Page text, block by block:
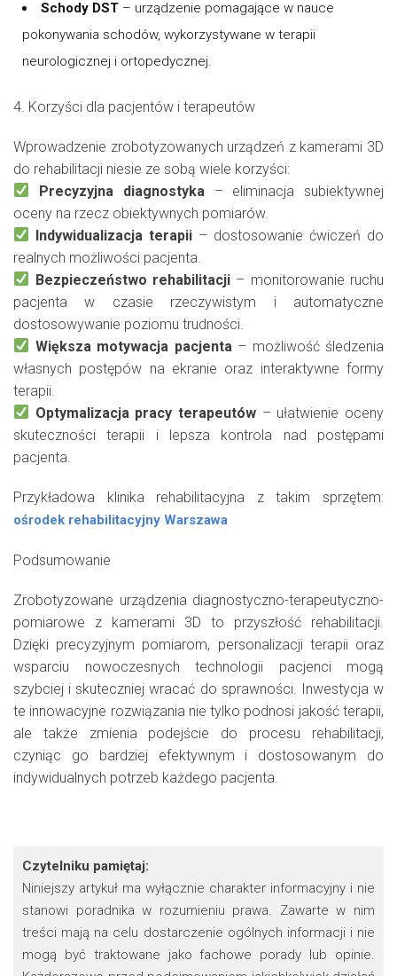
Schody DST – urządzenie pomagające w nauce
pokonywania schodów, wykorzystywane w terapii
neurologicznej i ortopedycznej.
4. Korzyści dla pacjentów i terapeutów
Wprowadzenie zrobotyzowanych urządzeń z kamerami 3D
do rehabilitacji niesie ze sobą wiele korzyści:
Precyzyjna diagnostyka – eliminacja subiektywnej
oceny na rzecz obiektywnych pomiarów.
Indywidualizacja terapii – dostosowanie ćwiczeń do
realnych możliwości pacjenta.
Bezpieczeństwo rehabilitacji– monitorowanie ruchu
pacjenta w czasie rzeczywistym i automatyczne
dostosowywanie poziomu trudności.
Większa motywacja pacjenta – możliwość śledzenia
własnych postępów na ekranie oraz interaktywne formy
terapii.
Optymalizacja pracy terapeutów – ułatwienie oceny
skuteczności terapii i lepsza kontrola nad postępami
pacjenta.
Przykładowa klinika rehabilitacyjna z takim sprzętem:
ośrodek rehabilitacyjny Warszawa
Podsumowanie
Zrobotyzowane urządzenia diagnostyczno-terapeutyczno-
pomiarowe z kamerami 3D to przyszłość rehabilitacji.
Dzięki precyzyjnym pomiarom, personalizacji terapii oraz
wsparciu nowoczesnych technologii pacjenci mogą
szybciej i skuteczniej wracać do sprawności. Inwestycja w
te innowacyjne rozwiązania nie tylko podnosi jakość terapii,
ale także zmienia podejście do procesu rehabilitacji,
czyniąc go bardziej efektywnym i dostosowanym do
indywidualnych potrzeb każdego pacjenta.
Czytelniku pamiętaj:
Niniejszy artykuł ma wyłącznie charakter informacyjny i nie
stanowi poradnika w rozumieniu prawa. Zawarte w nim
treści mają na celu dostarczenie ogólnych informacji i nie
mogą być traktowane jako fachowe porady lub opinie.